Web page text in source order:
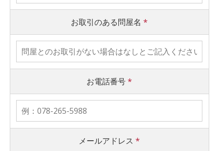
お取引のある問屋名*
お電話番号*
メールアドレス*